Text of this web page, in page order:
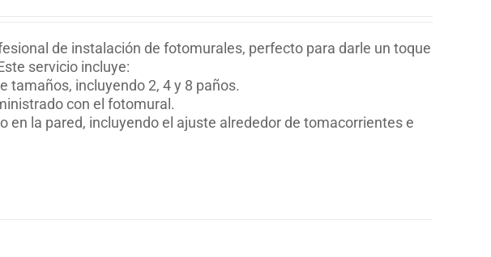
de instalación de fotomurales, perfecto para darle un toque
servicio incluye:
tamaños, incluyendo 2, 4 y 8 paños.
con el fotomural.
en la pared, incluyendo el ajuste alrededor de tomacorrientes e